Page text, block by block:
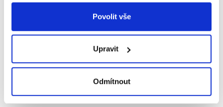
Povolit vše
Upravit
Odmítnout
tuky 0,2 g (z toho nasycené mastné kyseliny 0,1 g)
sacharidy 9,2 g (z toho cukry 8,3 g)
sůl 0,0 g
vitamin C 10 mg (Obsah vitaminu C na 100 g
kojence.)
Obsah vápníku na 100 g výrobku